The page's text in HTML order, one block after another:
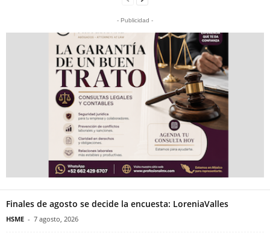
- Publicidad -
Finales de agosto se decide la encuesta: LoreniaValles
HSME - 7 agosto, 2026